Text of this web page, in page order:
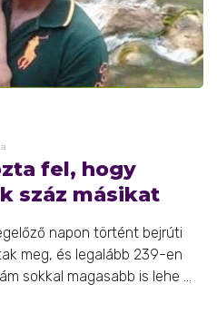
fel, hogy
száz másikat
napon történt bejrúti
meg, és legalább 239-en
sokkal magasabb is lehe ...